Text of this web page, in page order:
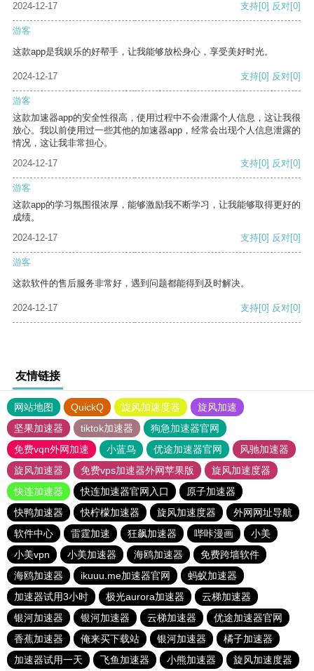
2024-12-17 支持[0] 反对[0]
游客
这款app是我娱乐的好帮手，让我能够放松身心，享受美好时光。
2024-12-17 支持[0] 反对[0]
游客
这款加速器app的安全性很高，使用过程中不会泄露个人信息，这让我很
放心。我以前使用过一些其他的加速器app，经常会出现个人信息泄露的
情况，这让我非常担心。
2024-12-17
支持[0] 反对[0]
游客
这款app的学习氛围很浓厚，能够激励我不断学习，让我能够取得更好的
成绩。
2024-12-17
支持[0] 反对[0]
游客
这款软件的售后服务非常好，遇到问题都能得到及时解决。
2024-12-17 支持[0] 反对[0]
友情链接
网站地图 QuickQ 旋风加速度器
旋风加速
坚果加速器
tiktok加速器
狗急加速器官网
免费vqn外网加速
小蓝鸟 优途加速器官网
风驰加速器
旋风加速器
免费vps加速器外网苹果版
旋风加速度器
快连加速器
快连加速器官网入口
原子加速器
快鸭加速器
快柠檬加速器 旋风加速度器
外网网址导航
软件中心
雷霆加速 狂飙加速器 哔咔漫画
小美
小美vpn
小美加速器 海鸥加速器
免费跨墙软件
海鸥加速器
ikuuu.me加速器官网
蚂蚁加速器
加速器试用3小时
极光aurora加速器
云梯加速器
银河加速器
银河加速器 云梯加速器
优途加速器官网
香蕉加速器
俺来买下载站 银河加速器
橘子加速器
加速器试用一天
飞鱼加速器 小熊加速器 旋风加速度器